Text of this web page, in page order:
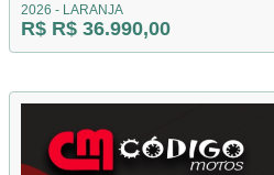
2026 - LARANJA
R$ R$ 36.990,00